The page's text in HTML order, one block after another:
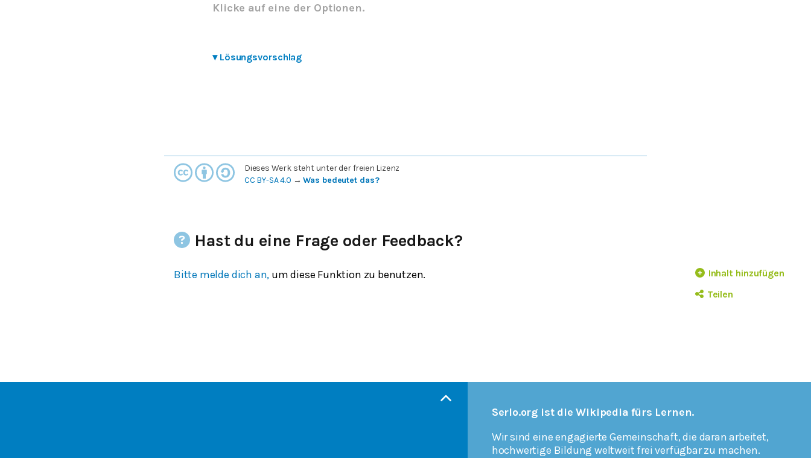
Klicke auf eine der Optionen.
▾ Lösungsvorschlag
Dieses Werk steht unter der freien Lizenz
CC BY-SA 4.0 →Was bedeutet das?
Inhalt hinzufügen
Teilen
Hast du eine Frage oder Feedback?
Bitte melde dich an, um diese Funktion zu benutzen.
Serlo.org ist die Wikipedia fürs Lernen.
Wir sind eine engagierte Gemeinschaft, die daran arbeitet,
hochwertige Bildung weltweit frei verfügbar zu machen.